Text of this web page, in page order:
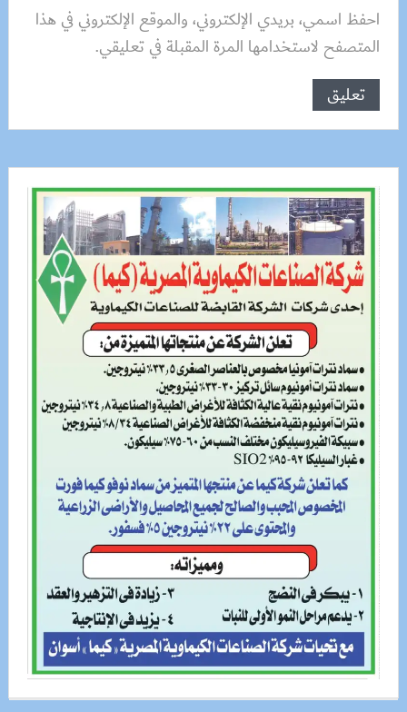
احفظ اسمي، بريدي الإلكتروني، والموقع الإلكتروني في هذا
المتصفح لاستخدامها المرة المقبلة في تعليقي.